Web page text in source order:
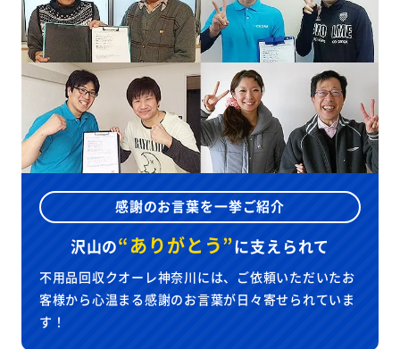
感謝のお言葉を一挙ご紹介
沢山の“ありがとう”に支えられて
不用品回収クオーレ神奈川には、ご依頼いただいたお
客様から心温まる感謝のお言葉が日々寄せられていま
す！